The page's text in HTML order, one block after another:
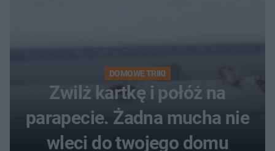
DOMOWE TRIKI
Zwilż kartkę i połóż na
parapecie. Żadna mucha nie
wleci do twojego domu